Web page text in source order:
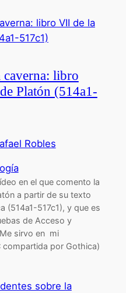
libro
Platón (514a1-
Robles
en el que comento la
a partir de su texto
(514a1-517c1), y que es
de Acceso y
sirvo en mi
compartida por Gothica)